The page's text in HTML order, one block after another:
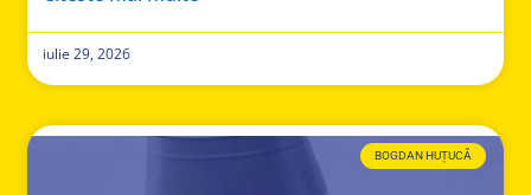
iulie 29, 2026
BOGDAN HUȚUCĂ